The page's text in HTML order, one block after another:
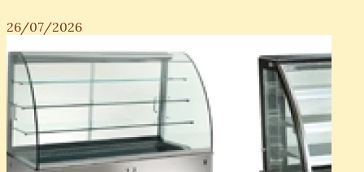
26/07/2026